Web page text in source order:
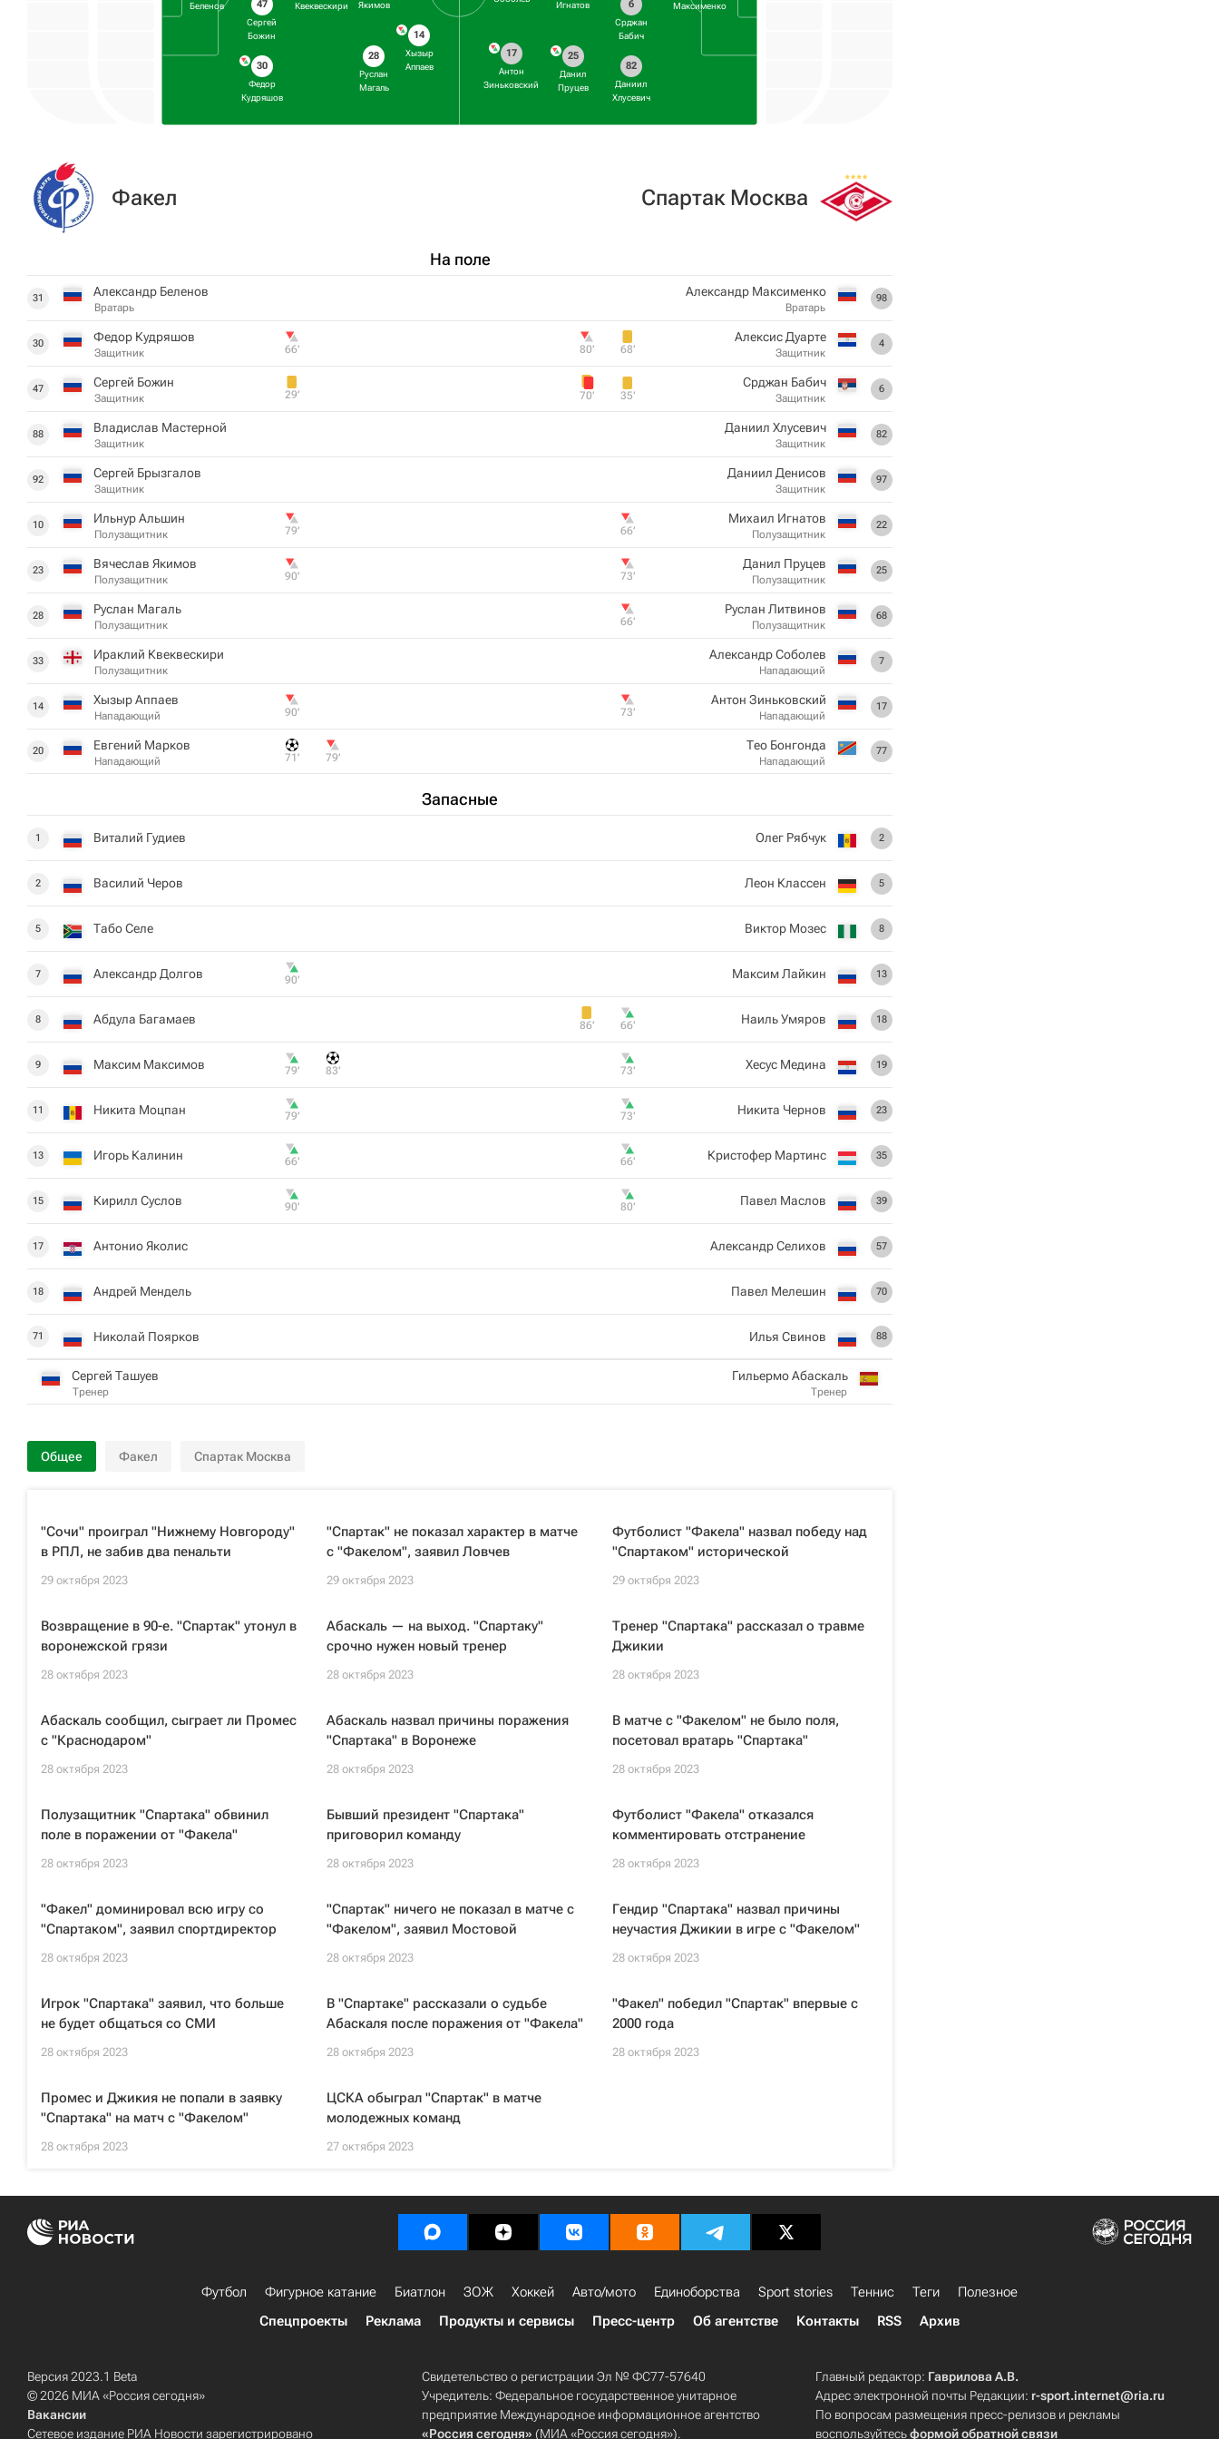
Беленов
47
Сергей
Божин
30
Федор
Кудряшов
Квеквескири
Якимов
28
Руслан
Магаль
14
Хызыр
Аппаев
Максименко
6
Срджан
Бабич
82
Даниил
Хлусевич
Игнатов
25
Данил
Пруцев
17
Антон
Зиньковский
Факел
На поле
31 Александр Беленов
Вратарь
30 Федор Кудряшов
Защитник 66‎’‎
47 Сергей Божин
Защитник 29‎’‎
88 Владислав Мастерной
Защитник
92 Сергей Брызгалов
Защитник
10 Ильнур Альшин
Полузащитник 79‎’‎
23 Вячеслав Якимов
Полузащитник 90‎’‎
28 Руслан Магаль
Полузащитник
33 Ираклий Квеквескири
Полузащитник
14 Хызыр Аппаев
Нападающий 90‎’‎
20 Евгений Марков
Нападающий 71‎’‎ 79‎’‎
Запасные
1 Виталий Гудиев
2 Василий Черов
5 Табо Селе
7 Александр Долгов 90‎’‎
8 Абдула Багамаев
9 Максим Максимов 79‎’‎ 83‎’‎
11 Никита Моцпан 79‎’‎
13 Игорь Калинин 66‎’‎
15 Кирилл Суслов 90‎’‎
17 Антонио Яколис
18 Андрей Мендель
71 Николай Поярков
Сергей Ташуев
Тренер
Спартак Москва
98
Александр Максименко
Вратарь
4
Алексис Дуарте
Защитник
68‎’‎
80‎’‎
6
Срджан Бабич
Защитник
35‎’‎
70‎’‎
82
Даниил Хлусевич
Защитник
97
Даниил Денисов
Защитник
22
Михаил Игнатов
Полузащитник
66‎’‎
25
Данил Пруцев
Полузащитник
73‎’‎
68
Руслан Литвинов
Полузащитник
66‎’‎
7
Александр Соболев
Нападающий
17
Антон Зиньковский
Нападающий
73‎’‎
77
Тео Бонгонда
Нападающий
2
Олег Рябчук
5
Леон Классен
8
Виктор Мозес
13
Максим Лайкин
18
Наиль Умяров
66‎’‎
86‎’‎
19
Хесус Медина
73‎’‎
23
Никита Чернов
73‎’‎
35
Кристофер Мартинс
66‎’‎
39
Павел Маслов
80‎’‎
57
Александр Селихов
70
Павел Мелешин
88
Илья Свинов
Гильермо Абаскаль
Тренер
Общее Факел Спартак Москва
"Сочи" проиграл "Нижнему Новгороду"
в РПЛ, не забив два пенальти
29 октября 2023
"Спартак" не показал характер в матче
с "Факелом", заявил Ловчев
29 октября 2023
Футболист "Факела" назвал победу над
"Спартаком" исторической
29 октября 2023
Возвращение в 90-е. "Спартак" утонул в
воронежской грязи
28 октября 2023
Абаскаль — на выход. "Спартаку"
срочно нужен новый тренер
28 октября 2023
Тренер "Спартака" рассказал о травме
Джикии
28 октября 2023
Абаскаль сообщил, сыграет ли Промес
с "Краснодаром"
28 октября 2023
Абаскаль назвал причины поражения
"Спартака" в Воронеже
28 октября 2023
В матче с "Факелом" не было поля,
посетовал вратарь "Спартака"
28 октября 2023
Полузащитник "Спартака" обвинил
поле в поражении от "Факела"
28 октября 2023
Бывший президент "Спартака"
приговорил команду
28 октября 2023
Футболист "Факела" отказался
комментировать отстранение
28 октября 2023
"Факел" доминировал всю игру со
"Спартаком", заявил спортдиректор
28 октября 2023
"Спартак" ничего не показал в матче с
"Факелом", заявил Мостовой
28 октября 2023
Гендир "Спартака" назвал причины
неучастия Джикии в игре с "Факелом"
28 октября 2023
Игрок "Спартака" заявил, что больше
не будет общаться со СМИ
28 октября 2023
В "Спартаке" рассказали о судьбе
Абаскаля после поражения от "Факела"
28 октября 2023
"Факел" победил "Спартак" впервые с
2000 года
28 октября 2023
Промес и Джикия не попали в заявку
"Спартака" на матч с "Факелом"
28 октября 2023
ЦСКА обыграл "Спартак" в матче
молодежных команд
27 октября 2023
Футбол Фигурное катание Биатлон ЗОЖ Хоккей Авто/мото Единоборства Sport stories Теннис Теги
Полезное
Спецпроекты
Реклама Продукты и сервисы Пресс-центр Об агентстве Контакты RSS Архив
Версия 2023.1 Beta
© 2026 МИА «Россия сегодня»
Вакансии
Сетевое издание РИА Новости зарегистрировано
Свидетельство о регистрации Эл № ФС77-57640
Учредитель: Федеральное государственное унитарное
предприятие Международное информационное агентство
«Россия сегодня» (МИА «Россия сегодня»).
Главный редактор: Гаврилова А.В.
Адрес электронной почты Редакции: r-sport.internet@ria.ru
По вопросам размещения пресс-релизов и рекламы
воспользуйтесьформой обратной связи